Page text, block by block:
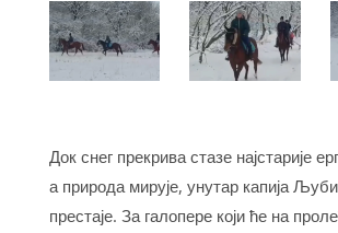
Док снег прекрива стазе најстарије
а природа мирује, унутар капија
престаје. За галопере који ће на